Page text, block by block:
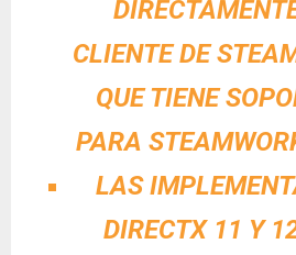
CLIENTE DE
QUE TIENE
PARA
LAS
DIRECTX 11 Y